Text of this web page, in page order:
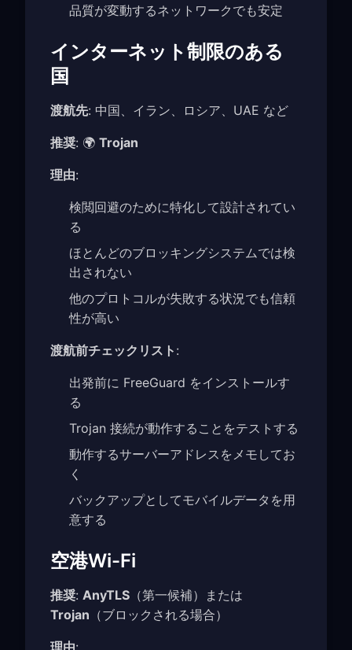
品質が変動するネットワークでも安定
インターネット制限のある
国
渡航先: 中国、イラン、ロシア、UAE など
推奨: 🌍 Trojan
理由:
検閲回避のために特化して設計されてい
る
ほとんどのブロッキングシステムでは検
出されない
他のプロトコルが失敗する状況でも信頼
性が高い
渡航前チェックリスト :
出発前に FreeGuard をインストールす
る
Trojan 接続が動作することをテストする
動作するサーバーアドレスをメモしてお
く
バックアップとしてモバイルデータを用
意する
空港Wi-Fi
推奨: AnyTLS （第一候補）または
Trojan （ブロックされる場合）
理由: